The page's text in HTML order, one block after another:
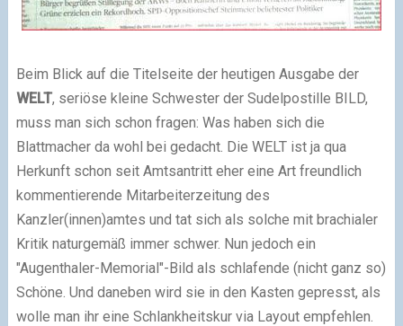
Beim Blick auf die Titelseite der heutigen Ausgabe der
WELT, seriöse kleine Schwester der Sudelpostille BILD,
muss man sich schon fragen: Was haben sich die
Blattmacher da wohl bei gedacht. Die WELT ist ja qua
Herkunft schon seit Amtsantritt eher eine Art freundlich
kommentierende Mitarbeiterzeitung des
Kanzler(innen)amtes und tat sich als solche mit brachialer
Kritik naturgemäß immer schwer. Nun jedoch ein
"Augenthaler-Memorial"-Bild als schlafende (nicht ganz so)
Schöne. Und daneben wird sie in den Kasten gepresst, als
wolle man ihr eine Schlankheitskur via Layout empfehlen.